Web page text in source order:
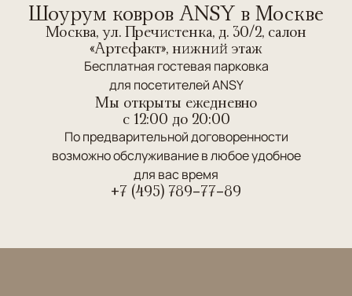
Шоурум ковров ANSY в Москве
Москва, ул. Пречистенка, д. 30/2, салон
«Артефакт», нижний этаж
Бесплатная гостевая парковка
для посетителей ANSY
Мы открыты ежедневно
c 12:00 до 20:00
По предварительной договоренности
возможно обслуживание в любое удобное
для вас время
+7 (495) 789-77-89